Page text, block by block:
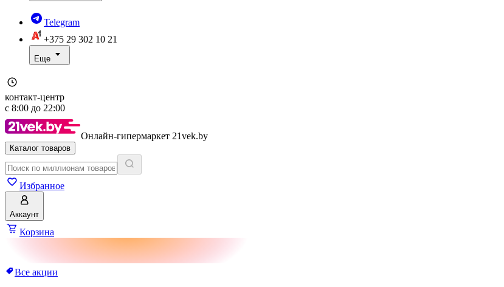
Telegram
+375 29 302 10 21
Еще
контакт-центр
с 8:00 до 22:00
Онлайн-гипермаркет 21vek.by
Каталог товаров
Избранное
Аккаунт
Корзина
Все акции